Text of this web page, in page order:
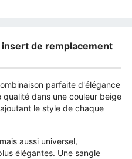
insert de remplacement
parfaite d'élégance
dans une couleur beige
le style de chaque
aussi universel,
élégantes. Une sangle